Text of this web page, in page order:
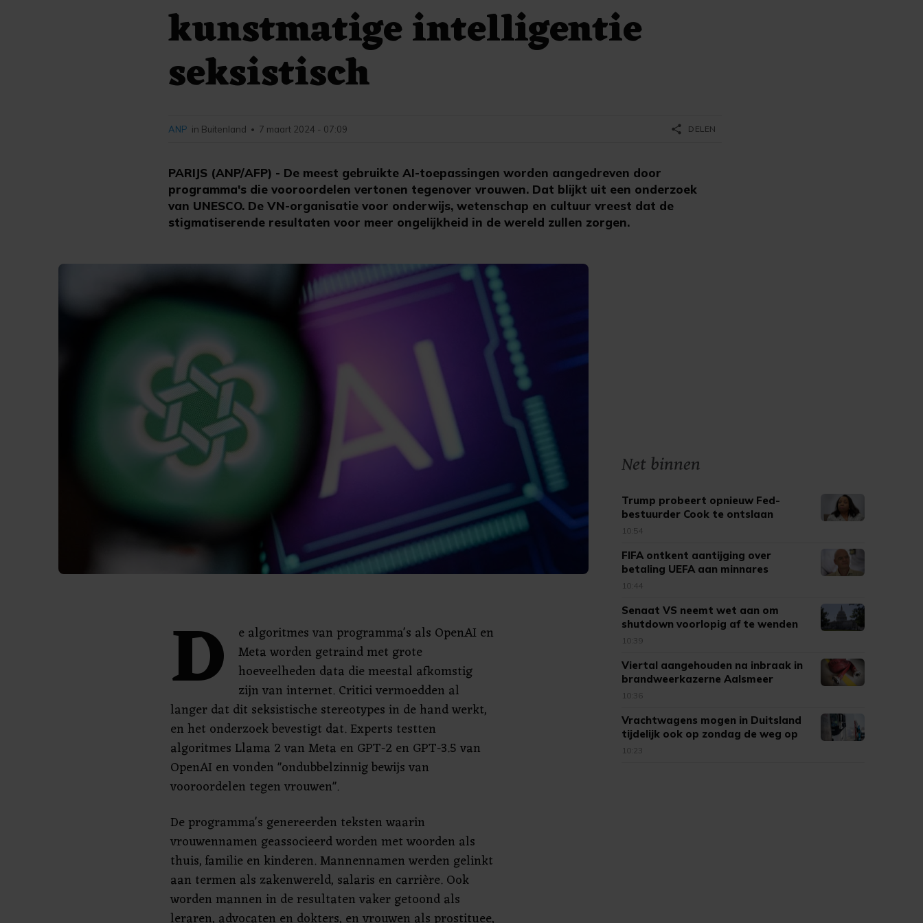
kunstmatige intelligentie
seksistisch
PARIJS (ANP/AFP) - De meest gebruikte AI-toepassingen worden aangedreven door
programma's die vooroordelen vertonen tegenover vrouwen. Dat blijkt uit een onderzoek
van UNESCO. De VN-organisatie voor onderwijs, wetenschap en cultuur vreest dat de
stigmatiserende resultaten voor meer ongelijkheid in de wereld zullen zorgen.
ANP in Buitenland • 7 maart 2024 - 07:09 share DELEN
D
e algoritmes van programma's als OpenAI en
Meta worden getraind met grote
hoeveelheden data die meestal afkomstig
zijn van internet. Critici vermoedden al
langer dat dit seksistische stereotypes in de hand werkt,
en het onderzoek bevestigt dat. Experts testten
algoritmes Llama 2 van Meta en GPT-2 en GPT-3.5 van
OpenAI en vonden "ondubbelzinnig bewijs van
vooroordelen tegen vrouwen".
De programma's genereerden teksten waarin
vrouwennamen geassocieerd worden met woorden als
thuis, familie en kinderen. Mannennamen werden gelinkt
aan termen als zakenwereld, salaris en carrière. Ook
worden mannen in de resultaten vaker getoond als
Net binnen
Trump probeert opnieuw Fed-
bestuurder Cook te ontslaan
10:54
FIFA ontkent aantijging over
betaling UEFA aan minnares
Infantino
10:44
Senaat VS neemt wet aan om
shutdown voorlopig af te wenden
10:39
Viertal aangehouden na inbraak in
brandweerkazerne Aalsmeer
10:36
Vrachtwagens mogen in Duitsland
tijdelijk ook op zondag de weg op
10:23